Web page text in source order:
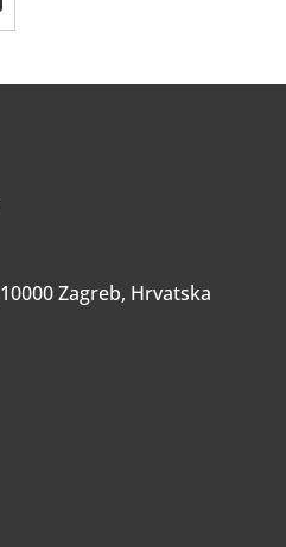
Zagreb, Hrvatska